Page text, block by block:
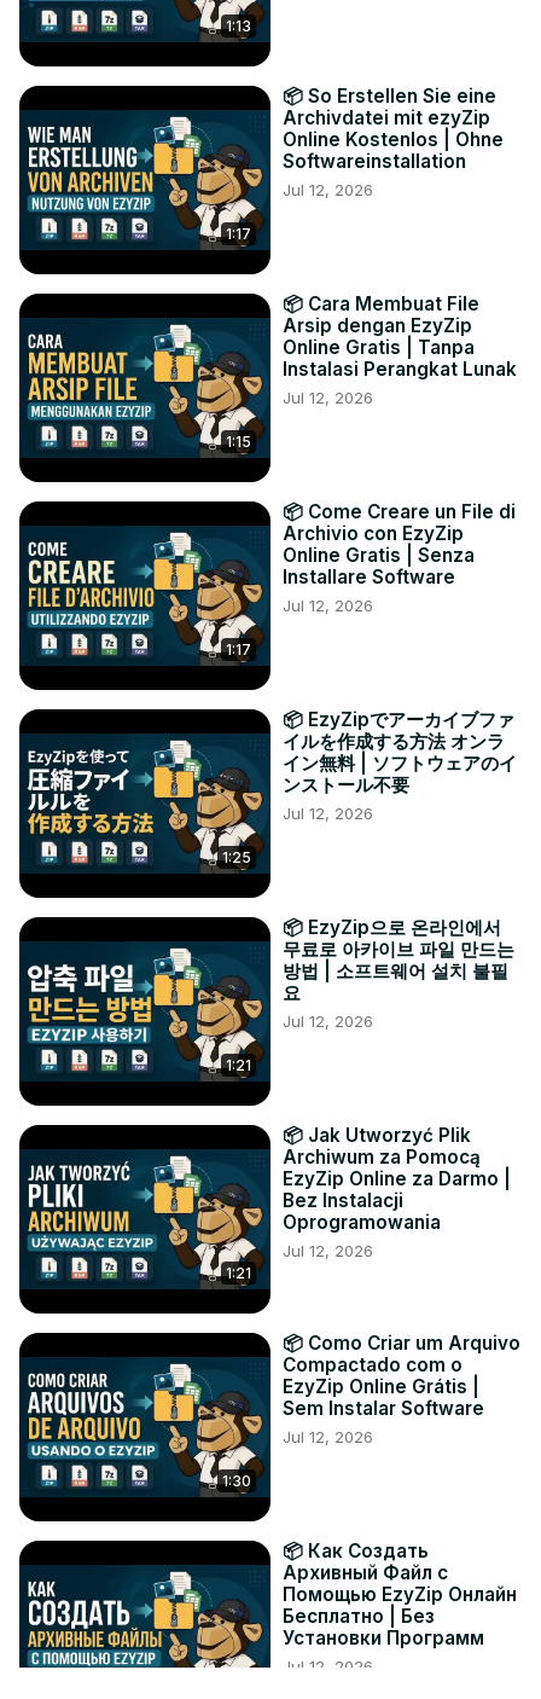
1:13
1:17
📦 So Erstellen Sie eine
Archivdatei mit ezyZip
Online Kostenlos | Ohne
Softwareinstallation
Jul 12, 2026
1:15
📦 Cara Membuat File
Arsip dengan EzyZip
Online Gratis | Tanpa
Instalasi Perangkat Lunak
Jul 12, 2026
1:17
📦 Come Creare un File di
Archivio con EzyZip
Online Gratis | Senza
Installare Software
Jul 12, 2026
1:25
📦 EzyZipでアーカイブファ
イルを作成する方法 オンラ
イン無料 | ソフトウェアのイ
ンストール不要
Jul 12, 2026
1:21
📦 EzyZip으로 온라인에서
무료로 아카이브 파일 만드는
방법 | 소프트웨어 설치 불필
요
Jul 12, 2026
1:21
📦 Jak Utworzyć Plik
Archiwum za Pomocą
EzyZip Online za Darmo |
Bez Instalacji
Oprogramowania
Jul 12, 2026
1:30
📦 Como Criar um Arquivo
Compactado com o
EzyZip Online Grátis |
Sem Instalar Software
Jul 12, 2026
📦 Как Создать
Архивный Файл с
Помощью EzyZip Онлайн
Бесплатно | Без
Установки Программ
Jul 12, 2026